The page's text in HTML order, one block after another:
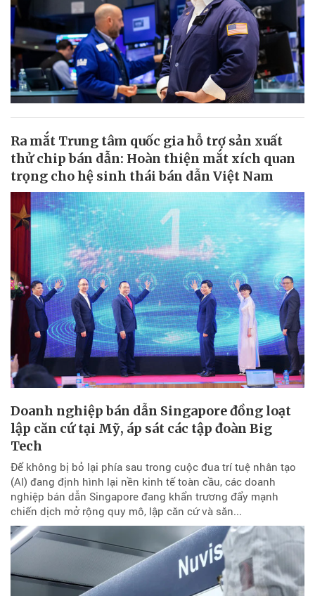
Ra mắt Trung tâm quốc gia hỗ trợ sản xuất
thử chip bán dẫn: Hoàn thiện mắt xích quan
trọng cho hệ sinh thái bán dẫn Việt Nam
Doanh nghiệp bán dẫn Singapore đồng loạt
lập căn cứ tại Mỹ, áp sát các tập đoàn Big
Tech
Để không bị bỏ lại phía sau trong cuộc đua trí tuệ nhân tạo
(AI) đang định hình lại nền kinh tế toàn cầu, các doanh
nghiệp bán dẫn Singapore đang khẩn trương đẩy mạnh
chiến dịch mở rộng quy mô, lập căn cứ và săn...